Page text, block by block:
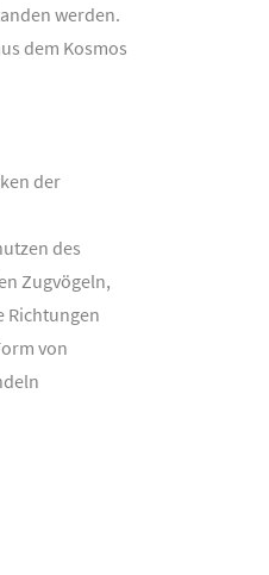
werden.
dem Kosmos
der
des
Zugvögeln,
Richtungen
von